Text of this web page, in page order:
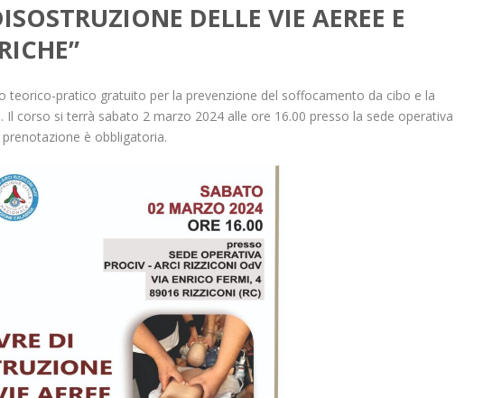
DELLE VIE AEREE E
teorico-pratico gratuito per la prevenzione del soffocamento da cibo e la
corso si terrà sabato 2 marzo 2024 alle ore 16.00 presso la sede operativa
prenotazione è obbligatoria.